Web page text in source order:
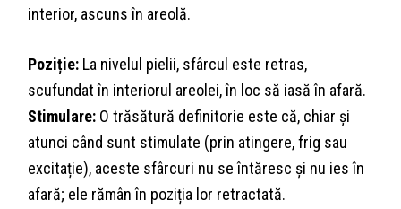
interior, ascuns în areolă.
Poziție: La nivelul pielii, sfârcul este retras,
scufundat în interiorul areolei, în loc să iasă în afară.
Stimulare: O trăsătură definitorie este că, chiar și
atunci când sunt stimulate (prin atingere, frig sau
excitație), aceste sfârcuri nu se întăresc și nu ies în
afară; ele rămân în poziția lor retractată.